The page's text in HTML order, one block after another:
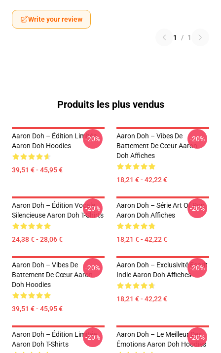
Write your review
1 / 1
Produits les plus vendus
Aaron Doh – Édition Limitée
Aaron Doh Hoodies
39,51 € - 45,95 €
-20%
Aaron Doh – Vibes De
Battement De Cœur Aaron
Doh Affiches
18,21 € - 42,22 €
-20%
Aaron Doh – Édition Vocale
Silencieuse Aaron Doh T-Shirts
24,38 € - 28,06 €
-20%
Aaron Doh – Série Art Of Pop
Aaron Doh Affiches
18,21 € - 42,22 €
-20%
Aaron Doh – Vibes De
Battement De Cœur Aaron
Doh Hoodies
39,51 € - 45,95 €
-20%
Aaron Doh – Exclusivité Esprit
Indie Aaron Doh Affiches
18,21 € - 42,22 €
-20%
Aaron Doh – Édition Limitée
Aaron Doh T-Shirts
-20%
Aaron Doh – Le Meilleur Des
Émotions Aaron Doh Hoodies
-20%